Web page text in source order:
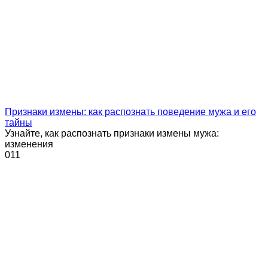
Признаки измены: как распознать поведение мужа и его
тайны
Узнайте, как распознать признаки измены мужа:
изменения
011